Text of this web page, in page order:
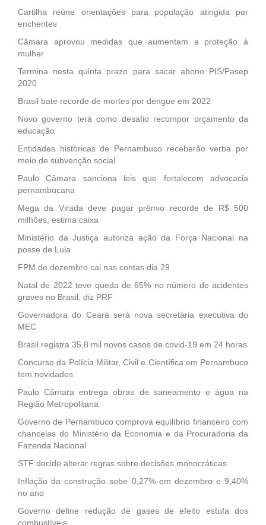
Cartilha reúne orientações para população atingida por
enchentes
Câmara aprovou medidas que aumentam a proteção à
mulher
Termina nesta quinta prazo para sacar abono PIS/Pasep
2020
Brasil bate recorde de mortes por dengue em 2022
Novo governo terá como desafio recompor orçamento da
educação
Entidades históricas de Pernambuco receberão verba por
meio de subvenção social
Paulo Câmara sanciona leis que fortalecem advocacia
pernambucana
Mega da Virada deve pagar prêmio recorde de R$ 500
milhões, estima caixa
Ministério da Justiça autoriza ação da Força Nacional na
posse de Lula
FPM de dezembro cai nas contas dia 29
Natal de 2022 teve queda de 65% no número de acidentes
graves no Brasil, diz PRF
Governadora do Ceará será nova secretária executiva do
MEC
Brasil registra 35,8 mil novos casos de covid-19 em 24 horas
Concurso da Polícia Militar, Civil e Científica em Pernambuco
tem novidades
Paulo Câmara entrega obras de saneamento e água na
Região Metropolitana
Governo de Pernambuco comprova equilíbrio financeiro com
chancelas do Ministério da Economia e da Procuradoria da
Fazenda Nacional
STF decide alterar regras sobre decisões monocráticas
Inflação da construção sobe 0,27% em dezembro e 9,40%
no ano
Governo define redução de gases de efeito estufa dos
combustíveis